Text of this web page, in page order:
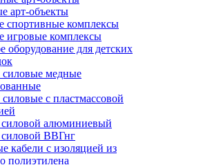
арт-объекты
спортивные комплексы
игровые комплексы
оборудование для детских
силовые медные
с пластмассовой
силовой алюминиевый
силовой ВВГнг
кабели с изоляцией из
полиэтилена